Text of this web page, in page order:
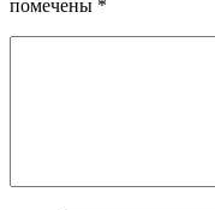
помечены *